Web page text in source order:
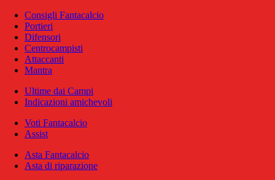
Consigli Fantacalcio
Portieri
Difensori
Centrocampisti
Attaccanti
Mantra
Ultime dai Campi
Indicazioni amichevoli
Voti Fantacalcio
Assist
Asta Fantacalcio
Asta di riparazione